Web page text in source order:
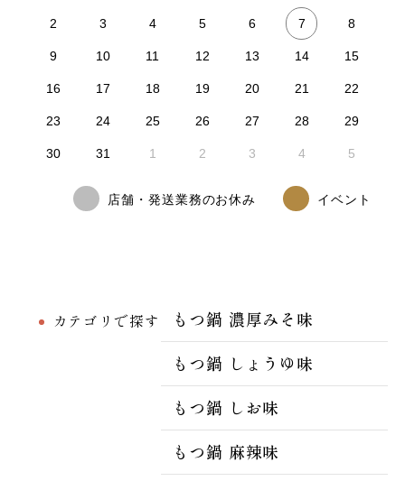
カテゴリで探す
もつ鍋 濃厚みそ味
もつ鍋 しょうゆ味
もつ鍋 しお味
もつ鍋 麻辣味
2 3 4 5 6 7 8
9 10 11 12 13 14 15
16 17 18 19 20 21 22
23 24 25 26 27 28 29
30 31 1 2 3 4 5
店舗・発送業務のお休み イベント